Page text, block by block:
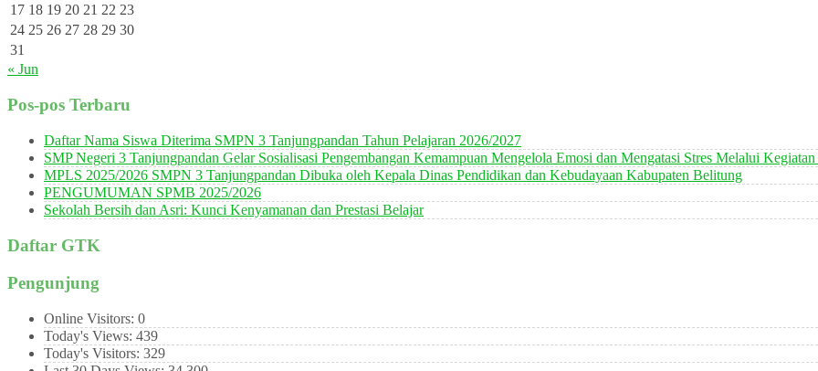
17 18 19 20 21 22 23
24 25 26 27 28 29 30
31
« Jun
Pos-pos Terbaru
Daftar Nama Siswa Diterima SMPN 3 Tanjungpandan Tahun Pelajaran 2026/2027
SMP Negeri 3 Tanjungpandan Gelar Sosialisasi Pengembangan Kemampuan Mengelola Emosi dan Mengatasi Stres Melalui
MPLS 2025/2026 SMPN 3 Tanjungpandan Dibuka oleh Kepala Dinas Pendidikan dan Kebudayaan Kabupaten Belitung
PENGUMUMAN SPMB 2025/2026
Sekolah Bersih dan Asri: Kunci Kenyamanan dan Prestasi Belajar
Daftar GTK
Pengunjung
Online Visitors: 0
Today's Views: 439
Today's Visitors: 329